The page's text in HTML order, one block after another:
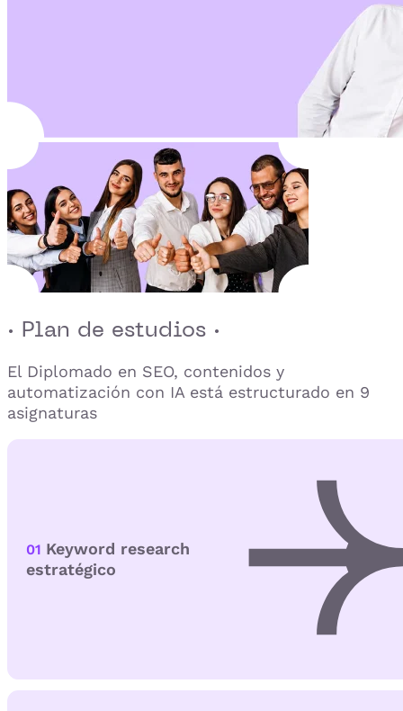
· Plan de estudios ·
El Diplomado en SEO, contenidos y
automatización con IA está estructurado en 9
asignaturas
01 Keyword research
estratégico